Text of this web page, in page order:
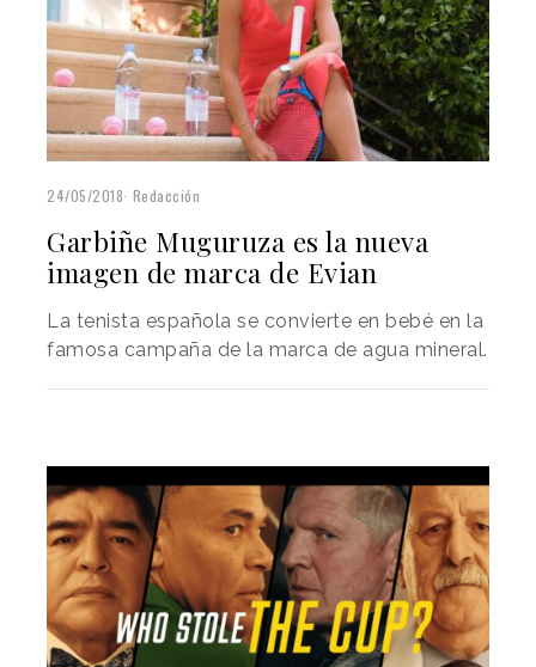
24/05/2018 Redacción
Garbiñe Muguruza es la nueva
imagen de marca de Evian
La tenista española se convierte en bebé en la
famosa campaña de la marca de agua mineral.